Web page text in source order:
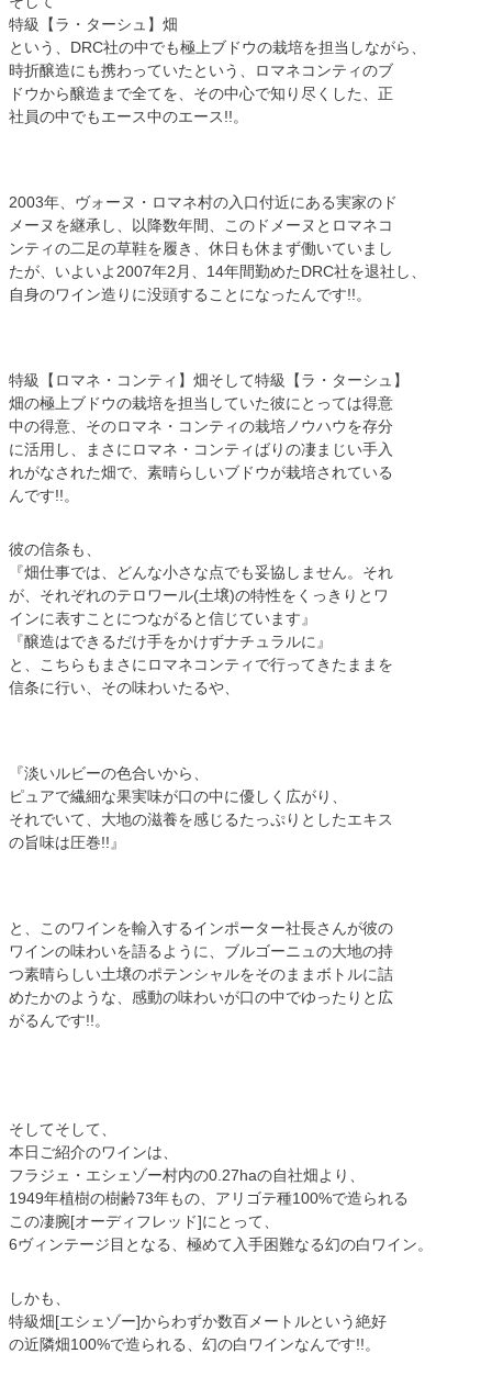
特級【ラ・ターシュ】畑
という、DRC社の中でも極上ブドウの栽培を担当しながら、
時折醸造にも携わっていたという、ロマネコンティのブ
ドウから醸造まで全てを、その中心で知り尽くした、正
社員の中でもエース中のエース!!。
2003年、ヴォーヌ・ロマネ村の入口付近にある実家のド
メーヌを継承し、以降数年間、このドメーヌとロマネコ
ンティの二足の草鞋を履き、休日も休まず働いていまし
たが、いよいよ2007年2月、14年間勤めたDRC社を退社し、
自身のワイン造りに没頭することになったんです!!。
特級【ロマネ・コンティ】畑そして特級【ラ・ターシュ】
畑の極上ブドウの栽培を担当していた彼にとっては得意
中の得意、そのロマネ・コンティの栽培ノウハウを存分
に活用し、まさにロマネ・コンティばりの凄まじい手入
れがなされた畑で、素晴らしいブドウが栽培されている
んです!!。
彼の信条も、
『畑仕事では、どんな小さな点でも妥協しません。それ
が、それぞれのテロワール(土壌)の特性をくっきりとワ
インに表すことにつながると信じています』
『醸造はできるだけ手をかけずナチュラルに』
と、こちらもまさにロマネコンティで行ってきたままを
信条に行い、その味わいたるや、
『淡いルビーの色合いから、
ピュアで繊細な果実味が口の中に優しく広がり、
それでいて、大地の滋養を感じるたっぷりとしたエキス
の旨味は圧巻!!』
と、このワインを輸入するインポーター社長さんが彼の
ワインの味わいを語るように、ブルゴーニュの大地の持
つ素晴らしい土壌のポテンシャルをそのままボトルに詰
めたかのような、感動の味わいが口の中でゆったりと広
がるんです!!。
そしてそして、
本日ご紹介のワインは、
フラジェ・エシェゾー村内の0.27haの自社畑より、
1949年植樹の樹齢73年もの、アリゴテ種100%で造られる
この凄腕[オーディフレッド]にとって、
6ヴィンテージ目となる、極めて入手困難なる幻の白ワイン。
しかも、
特級畑[エシェゾー]からわずか数百メートルという絶好
の近隣畑100%で造られる、幻の白ワインなんです!!。